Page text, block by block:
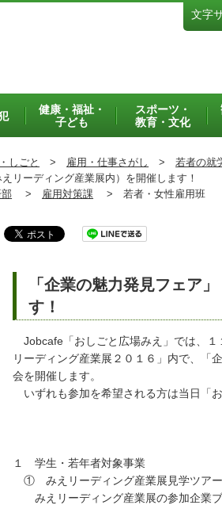
文字
健康・福祉・
子ども
スポーツ・
教育・文化
しごと > 雇用・仕事さがし > 若者の就
リーディング産業展内）を開催します！
> 雇用対策課 > 若者・女性雇用班
「企業の魅力発見フェア
す！
Jobcafe「おしごと広場みえ」では、１
リーディング産業展２０１６」内で、「
会を開催します。
いずれも参加を希望される方は当日「
１ 学生・若年者対象事業
① みえリーディング産業展見学ツアー
みえリーディング産業展の参加企業ブ